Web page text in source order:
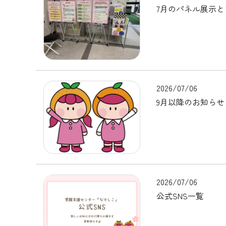
7月のパネル展示
2026/07/06
9月以降のお知らせ
2026/07/06
公式SNS一覧